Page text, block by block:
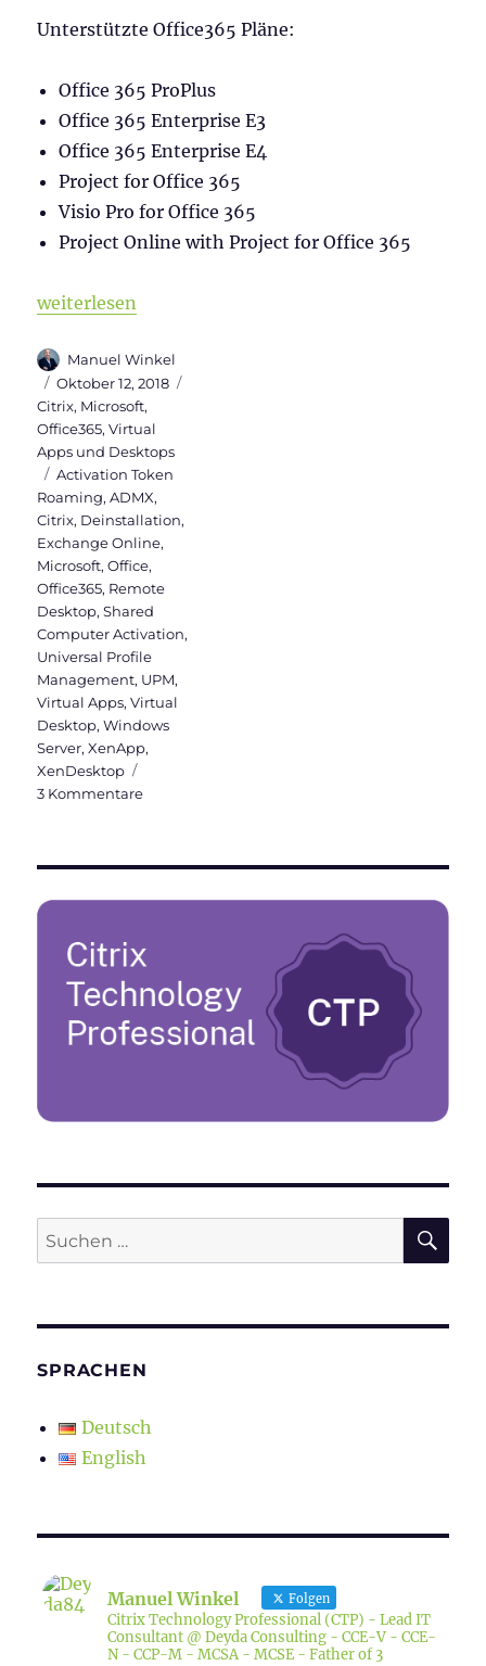
Unterstützte Office365 Pläne:
Office 365 ProPlus
Office 365 Enterprise E3
Office 365 Enterprise E4
Project for Office 365
Visio Pro for Office 365
Project Online with Project for Office 365
„Office365 Installation auf Terminalserver
weiterlesen
Autor
Manuel Winkel
Veröffentlicht
am
Oktober 12, 2018
Citrix, Microsoft,
Office365,Virtual
Apps und Desktops
Schlagwörter
Activation Token
Roaming,ADMX,
Citrix, Deinstallation,
Exchange Online,
Microsoft,Office,
Office365, Remote
Desktop,Shared
Computer Activation,
Universal Profile
Management, UPM,
Virtual Apps,Virtual
Desktop,Windows
Server,XenApp,
XenDesktop
3 Kommentarezu
(Shared
Activation)
Suchen
nach:
SPRACHEN
Deutsch
English
Manuel Winkel Folgen
Citrix Technology Professional (CTP) - Lead IT
Consultant @ Deyda Consulting - CCE-V - CCE-
N - CCP-M - MCSA - MCSE - Father of 3